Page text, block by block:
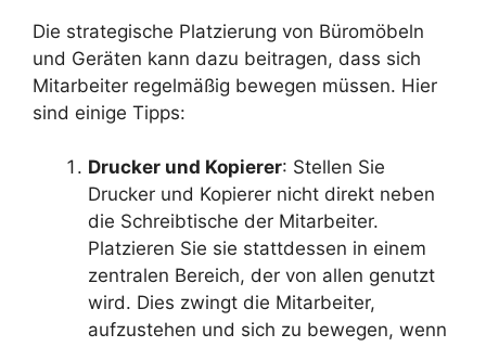
Die strategische Platzierung von Büromöbeln
und Geräten kann dazu beitragen, dass sich
Mitarbeiter regelmäßig bewegen müssen. Hier
sind einige Tipps:
Drucker und Kopierer: Stellen Sie
Drucker und Kopierer nicht direkt neben
die Schreibtische der Mitarbeiter.
Platzieren Sie sie stattdessen in einem
zentralen Bereich, der von allen genutzt
wird. Dies zwingt die Mitarbeiter,
aufzustehen und sich zu bewegen, wenn